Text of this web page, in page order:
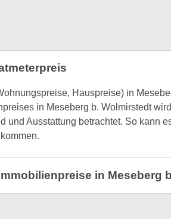
Hauspreise) in
in Meseberg b. Wolmirstedt
und Ausstattung betrachtet. So kann
in Meseberg